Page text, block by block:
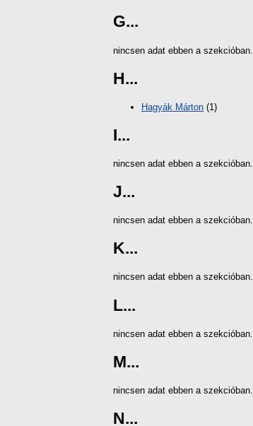
G...
nincsen adat ebben a szekcióban.
H...
Hagyák Márton (1)
I...
nincsen adat ebben a szekcióban.
J...
nincsen adat ebben a szekcióban.
K...
nincsen adat ebben a szekcióban.
L...
nincsen adat ebben a szekcióban.
M...
nincsen adat ebben a szekcióban.
N...